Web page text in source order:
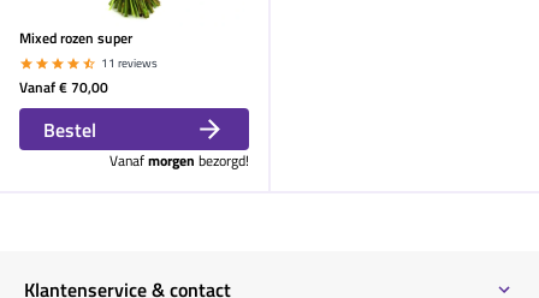
Mixed rozen super
11 reviews
Vanaf€ 70,00
Bestel
Vanafmorgen bezorgd!
Klantenservice & contact